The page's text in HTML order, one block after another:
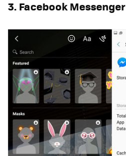
3. Facebook Messenger